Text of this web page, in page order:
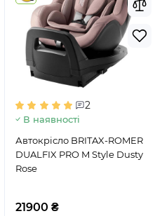
2
В наявності
Автокрісло BRITAX-ROMER
DUALFIX PRO M Style Dusty
Rose
21900 ₴